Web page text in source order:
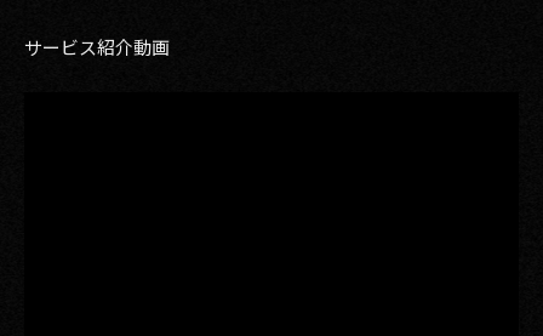
サービス紹介動画